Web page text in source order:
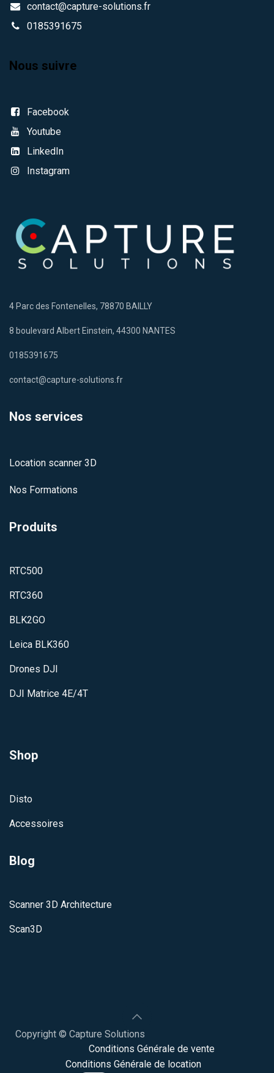
contact@capture-solutions.fr
0185391675
Nous suivre
Facebook
Youtube
LinkedIn
Instagram
4 Parc des Fontenelles, 78870 BAILLY
8 boulevard Albert Einstein, 44300 NANTES
0185391675
contact@capture-solutions.fr
Nos services
Location scanner 3D
Nos Formations
Produits
RTC500
RTC360
BLK2GO
Leica BLK360
Dron​es DJI
DJI Matrice 4E/4T
Shop
Disto
Accessoires
Blog
Scanner 3D Architecture
Scan3D
Copyright © Capture Solutions
Conditions Générale de vente
Conditions Générale de location